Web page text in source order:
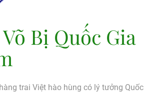
Bị Quốc Gia
trai Việt hào hùng có lý tưởng Quốc